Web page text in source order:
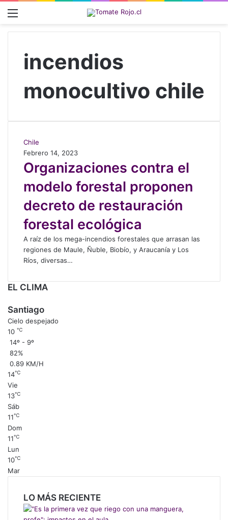
incendios
monocultivo chile
O
r
g
a
n
z
a
c
i
o
n
s
c
n
t
a
l
t
a
Chile
Febrero 14, 2023
Organizaciones contra el
modelo forestal proponen
decreto de restauración
forestal ecológica
A raíz de los mega-incendios forestales que arrasan las
regiones de Maule, Ñuble, Biobío, y Araucanía y Los
Ríos, diversas…
EL CLIMA
Santiago
Cielo despejado
10 ℃
14º - 9º
82%
0.89 KM/H
14℃
Vie
13℃
Sáb
11℃
Dom
11℃
Lun
10℃
Mar
LO MÁS RECIENTE